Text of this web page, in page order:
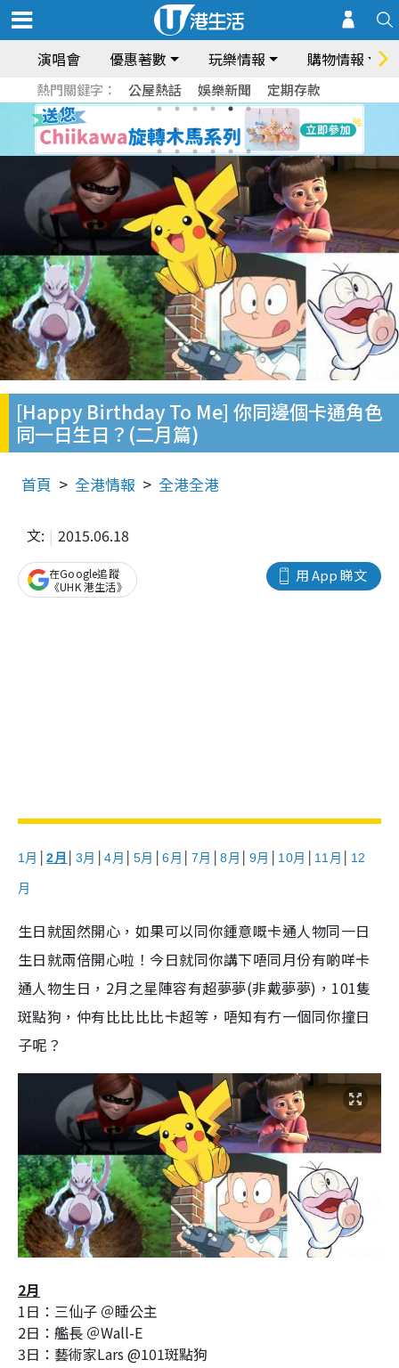
演唱會 優惠著數 玩樂情報 購物情報
熱門關鍵字： 公屋熱話 娛樂新聞 定期存款
[Happy Birthday To Me] 你同邊個卡通角色
同一日生日？(二月篇)
首頁 全港情報 全港全港
文: 2015.06.18
用 App 睇文
在Google追蹤
《UHK 港生活》
1月 │2月 3月 │4月 5月 │6月 7月 │8月 9月 10月 11月 12
月
生日就固然開心，如果可以同你鍾意嘅卡通人物同一日
生日就兩倍開心啦！今日就同你講下唔同月份有啲咩卡
通人物生日，2月之星陣容有超夢夢(非戴夢夢)，101隻
斑點狗，仲有比比比比卡超等，唔知有冇一個同你撞日
子呢？
2月
1日：三仙子 ＠睡公主
2日：艦長 ＠Wall-E
3日：藝術家Lars @101斑點狗